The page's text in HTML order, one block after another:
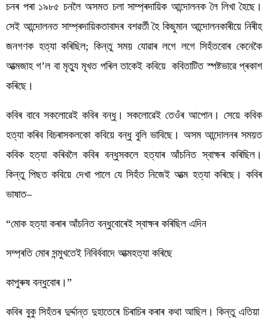
চনৰ পৰা ১৯৮৫ চনলৈ অসমত চলা সাম্প্ৰদায়িক আন্দোলনক লৈ লিখা হৈছে।
সেই আন্দোলনত সাম্প্ৰদায়িকতাবাদৰ বশৱৰ্তী হৈ কিছুমান আন্দোলনকাৰীয়ে নিৰীহ
জনগণক হত্যা কৰিছিল; কিন্তু সময় যোৱাৰ লগে লগে সিহঁতবোৰ কেনেকৈ
আত্মজাহ গ’ল বা মৃত্যু মূখত পৰিল তাকেই কবিয়ে  কবিতাটিত স্পষ্টভাৱে প্ৰকাশ
কৰিছে।
কবিৰ বাবে সকলোৱেই কবিৰ বন্ধু। সকলোৱেই তেওঁৰ আপোন। সেয়ে কবিক
হত্যা কৰিব বিচৰাসকলকো কবিয়ে বন্ধু বুলি ভাবিছে। অসম আন্দোলনৰ সময়ত
কবিক হত্যা কৰিবলৈ কবিৰ বন্ধুসকলে হত্যাৰ আঁচনিত স্বাক্ষৰ কৰিছিল।
কিন্তু পিছত কবিয়ে দেখা পালে যে সিহঁত নিজেই আত্ম হত্যা কৰিছে। কবিৰ
ভাষাত–
“মোক হত্যা কৰাৰ আঁচনিত বন্ধুবোৰেই স্বাক্ষৰ কৰিছিল এদিন
সম্প্ৰতি মোৰ সন্মুখতেই নিবিৰ্ববাদে আত্মহত্যা কৰিছে
কাপুৰুষ বন্ধুবোৰ।”
কবিৰ বুকু সিহঁতৰ দুৰ্দ্দান্ত দুহাতেৰে চিৰাচিৰ কৰাৰ কথা আছিল। কিন্তু এতিয়া